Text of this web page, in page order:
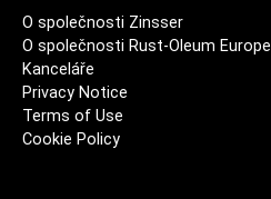
O společnosti Zinsser
O společnosti Rust-Oleum Europe
Kanceláře
Privacy Notice
Terms of Use
Cookie Policy